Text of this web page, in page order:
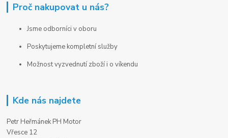
Proč nakupovat u nás?
Jsme odborníci v oboru
Poskytujeme kompletní služby
Možnost vyzvednutí zboží i o víkendu
Kde nás najdete
Petr Heřmánek PH Motor
Vřesce 12